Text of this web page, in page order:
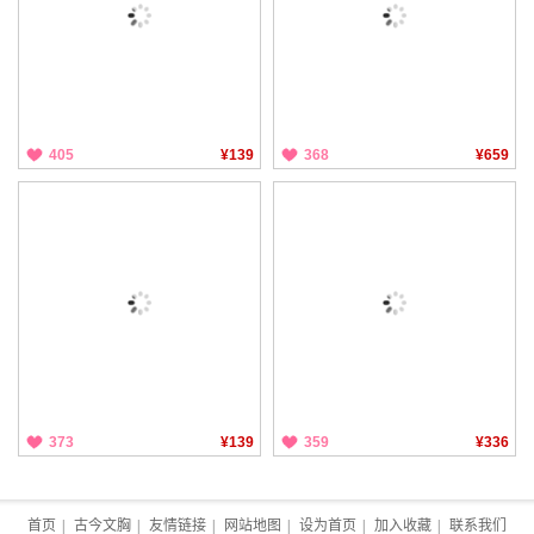
405 ¥139 368 ¥659
373 ¥139 359 ¥336
首页 古今文胸 友情链接 网站地图 设为首页 加入收藏 联系我们